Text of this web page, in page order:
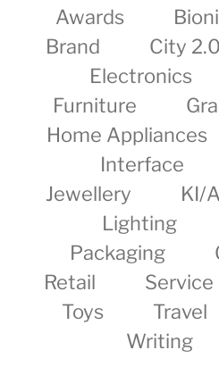
Awards
Brand
City 2.0
Electronics
Furniture
Home Appliances
Interface
Jewellery
KI/
Lighting
Packaging
Retail
Service
Toys
Travel
Writing